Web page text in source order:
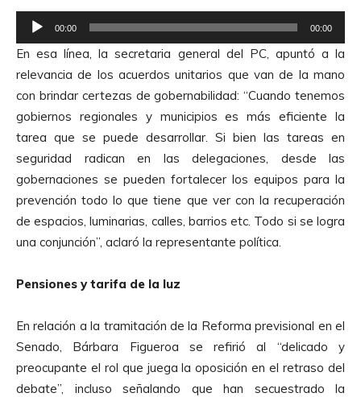
e
p
r
o
d
u
c
t
o
r
d
A
d
i
o
00:00 00:00
En esa línea, la secretaria general del PC, apuntó a la
relevancia de los acuerdos unitarios que van de la mano
con brindar certezas de gobernabilidad: “Cuando tenemos
gobiernos regionales y municipios es más eficiente la
tarea que se puede desarrollar. Si bien las tareas en
seguridad radican en las delegaciones, desde las
gobernaciones se pueden fortalecer los equipos para la
prevención todo lo que tiene que ver con la recuperación
de espacios, luminarias, calles, barrios etc. Todo si se logra
una conjunción”, aclaró la representante política.
Pensiones y tarifa de la luz
En relación a la tramitación de la Reforma previsional en el
Senado, Bárbara Figueroa se refirió al “delicado y
preocupante el rol que juega la oposición en el retraso del
debate”, incluso señalando que han secuestrado la